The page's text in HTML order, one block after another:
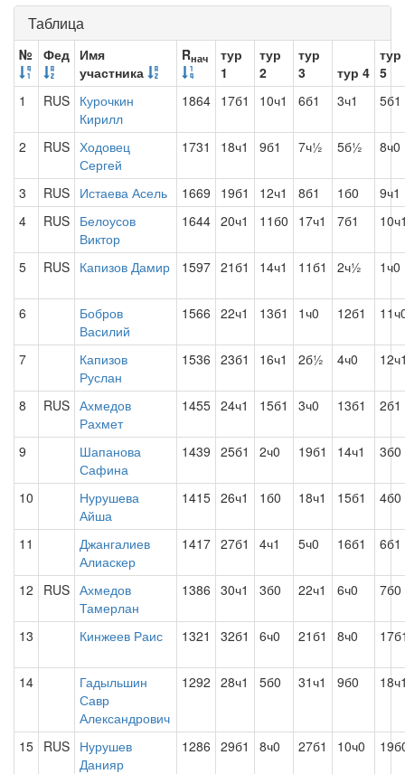
Таблица
№ Фед Имя
участника
Rнач
тур
1
тур
2
тур
3
тур 4
тур
5
1
RUS Курочкин
Кирилл
1864 17б1 10ч1 6б1 3ч1 5б1
2 RUS Ходовец
Сергей
1731 18ч1 9б1 7ч½ 5б½ 8ч0
3 RUS Истаева Асель 1669 19б1 12ч1 8б1 1б0
9ч1
4
RUS Белоусов
Виктор
1644 20ч1 11б0 17ч1 7б1
5 RUS Капизов Дамир 1597 21б1 14ч1 11б1 2ч½ 1ч0
6
Бобров
Василий
1566 22ч1 13б1 1ч0 12б1
7
Капизов
Руслан
1536 23б1 16ч1 2б½ 4ч0
8 RUS Ахмедов
Рахмет
1455 24ч1 15б1 3ч0 13б1 2б1
9
Шапанова
Сафина
1439 25б1 2ч0 19б1 14ч1 3б0
10
Нурушева
Айша
1415 26ч1 1б0 18ч1 15б1 4б0
11
Джангалиев
Алиаскер
1417 27б1 4ч1 5ч0 16б1 6б1
12 RUS Ахмедов
Тамерлан
1386 30ч1 3б0 22ч1 6ч0 7б0
13 Кинжеев Раис 1321 32б1 6ч0 21б1 8ч0
14
Гадыльшин
Савр
Александрович
1292 28ч1 5б0 31ч1 9б0
15 RUS Нурушев
Данияр
1286 29б1 8ч0 27б1 10ч0